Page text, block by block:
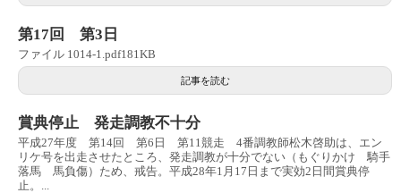
第17回 第3日
ファイル 1014-1.pdf181KB
記事を読む
賞典停止 発走調教不十分
平成27年度 第14回 第6日 第11競走 4番調教師松木啓助は、エン
リケ号を出走させたところ、発走調教が十分でない（もぐりかけ 騎手
落馬 馬負傷）ため、戒告。平成28年1月17日まで実効2日間賞典停
止。...